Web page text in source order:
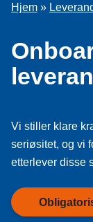
Hjem »
Vi stiller klare
seriøsitet, og vi
etterlever disse